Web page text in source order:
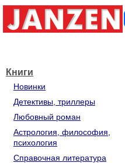
Книги
Новинки
Детективы, триллеры
Любовный роман
Астрология, философия,
психология
Справочная литература